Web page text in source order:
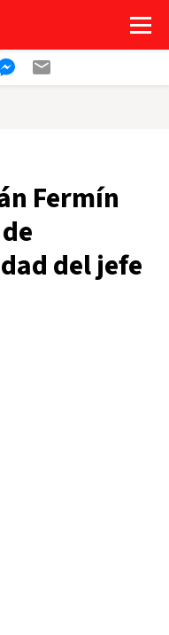
Fermín
del jefe